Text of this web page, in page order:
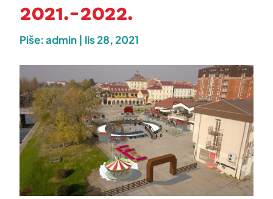
2021.-2022.
Piše:admin | lis 28, 2021